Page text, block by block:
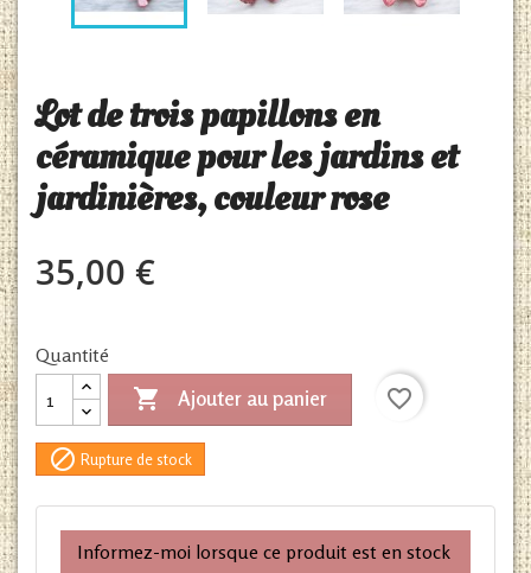
Lot de trois papillons en
céramique pour les jardins et
jardinières, couleur rose
35,00 €
Quantité
 Ajouter au panier favorite_border
 Rupture de stock
Informez-moi lorsque ce produit est en stock